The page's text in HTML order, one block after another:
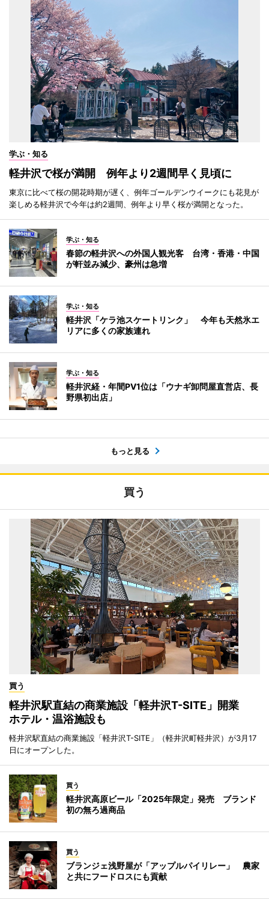
学ぶ・知る
軽井沢で桜が満開 例年より2週間早く見頃に
東京に比べて桜の開花時期が遅く、例年ゴールデンウイークにも花見が
楽しめる軽井沢で今年は約2週間、例年より早く桜が満開となった。
学ぶ・知る
春節の軽井沢への外国人観光客 台湾・香港・中国
が軒並み減少、豪州は急増
学ぶ・知る
軽井沢「ケラ池スケートリンク」 今年も天然氷エ
リアに多くの家族連れ
学ぶ・知る
軽井沢経・年間PV1位は「ウナギ卸問屋直営店、長
野県初出店」
もっと見る
買う
買う
軽井沢駅直結の商業施設「軽井沢T-SITE」開業
ホテル・温浴施設も
軽井沢駅直結の商業施設「軽井沢T-SITE」（軽井沢町軽井沢）が3月17
日にオープンした。
買う
軽井沢高原ビール「2025年限定」発売 ブランド
初の無ろ過商品
買う
ブランジェ浅野屋が「アップルパイリレー」 農家
と共にフードロスにも貢献